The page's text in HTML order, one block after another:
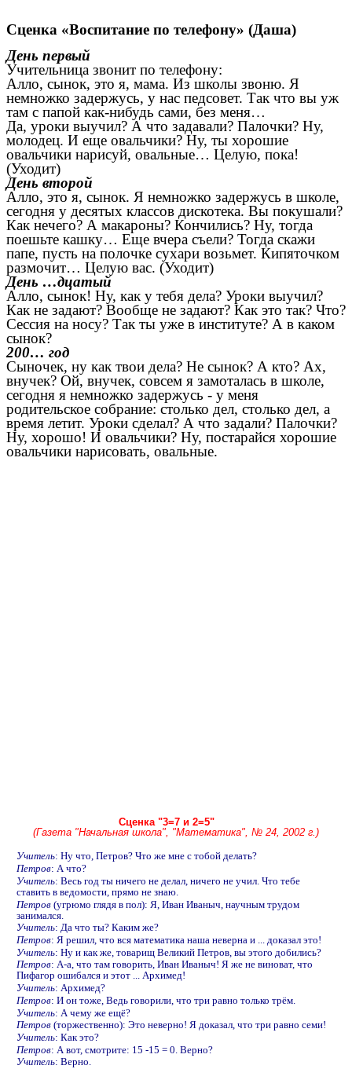
Сценка «Воспитание по телефону» (Даша)
День первый
Учительница звонит по телефону:
Алло, сынок, это я, мама. Из школы звоню. Я
немножко задержусь, у нас педсовет. Так что вы уж
там с папой как-нибудь сами, без меня…
Да, уроки выучил? А что задавали? Палочки? Ну,
молодец. И еще овальчики? Ну, ты хорошие
овальчики нарисуй, овальные… Целую, пока!
(Уходит)
День второй
Алло, это я, сынок. Я немножко задержусь в школе,
сегодня у десятых классов дискотека. Вы покушали?
Как нечего? А макароны? Кончились? Ну, тогда
поешьте кашку… Еще вчера съели? Тогда скажи
папе, пусть на полочке сухари возьмет. Кипяточком
размочит… Целую вас. (Уходит)
День …дцатый
Алло, сынок! Ну, как у тебя дела? Уроки выучил?
Как не задают? Вообще не задают? Как это так? Что?
Сессия на носу? Так ты уже в институте? А в каком
сынок?
200… год
Сыночек, ну как твои дела? Не сынок? А кто? Ах,
внучек? Ой, внучек, совсем я замоталась в школе,
сегодня я немножко задержусь - у меня
родительское собрание: столько дел, столько дел, а
время летит. Уроки сделал? А что задали? Палочки?
Ну, хорошо! И овальчики? Ну, постарайся хорошие
овальчики нарисовать, овальные.
Сценка "3=7 и 2=5"
(Газета "Начальная школа", "Математика", № 24, 2002 г.)
Учитель: Ну что, Петров? Что же мне с тобой делать?
Петров: А что?
Учитель: Весь год ты ничего не делал, ничего не учил. Что тебе
ставить в ведомости, прямо не знаю.
Петров(угрюмо глядя в пол): Я, Иван Иваныч, научным трудом
занимался.
Учитель: Да что ты? Каким же?
Петров: Я решил, что вся математика наша неверна и ... доказал это!
Учитель: Ну и как же, товарищ Великий Петров, вы этого добились?
Петров: А-а, что там говорить, Иван Иваныч! Я же не виноват, что
Пифагор ошибался и этот ... Архимед!
Учитель: Архимед?
Петров: И он тоже, Ведь говорили, что три равно только трём.
Учитель: А чему же ещё?
Петров(торжественно): Это неверно! Я доказал, что три равно семи!
Учитель: Как это?
Петров: А вот, смотрите: 15 -15 = 0. Верно?
Учитель: Верно.